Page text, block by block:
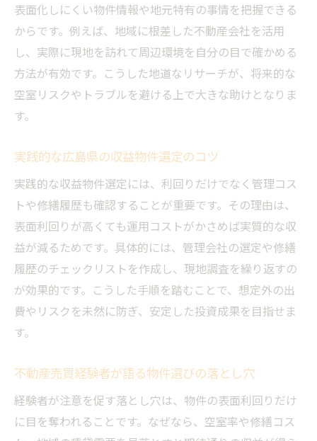
長期的な資産形成に役立つ広島投資プラン
今後注目の広島県不動産売買戦略とは
表面化しにくい物件情報や地元特有の事情を把握できる
からです。例えば、地域に根差した不動産会社を活用
し、実際に現地を訪れて周辺環境を自分の目で確かめる
方法が有効です。こうした地道なリサーチが、将来的な
空室リスクやトラブルを避ける上で大きな助けとなりま
す。
実践的な広島県の収益物件選定のコツ
実践的な収益物件選定には、利回りだけでなく管理コス
トや修繕履歴も確認することが重要です。その理由は、
表面利回りが高くても運用コストがかさめば実質的な収
益が減るためです。具体的には、管理会社の選定や修繕
履歴のチェックリストを作成し、現地調査を繰り返すの
が効果的です。こうした手順を踏むことで、想定外の出
費やリスクを未然に防ぎ、安定した投資成果を目指せま
す。
不動産売買経験者が語る物件選びの落とし穴
経験者が注意を促す落とし穴は、物件の表面利回りだけ
に目を奪われることです。なぜなら、空室率や修繕コス